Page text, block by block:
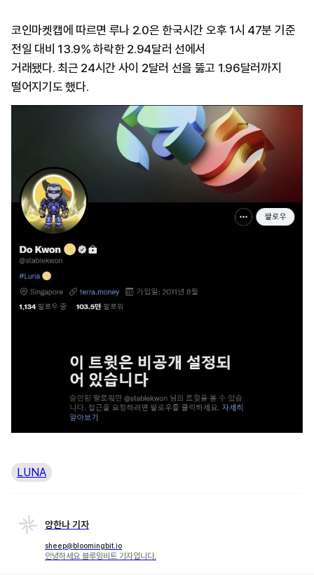
코인마켓캡에 따르면 루나 2.0은 한국시간 오후 1시 47분 기준
전일 대비 13.9% 하락한 2.94달러 선에서
거래됐다. 최근 24시간 사이 2달러 선을 뚫고 1.96달러까지
떨어지기도 했다.
LUNA
양한나 기자
sheep@bloomingbit.io
안녕하세요 블루밍비트 기자입니다.